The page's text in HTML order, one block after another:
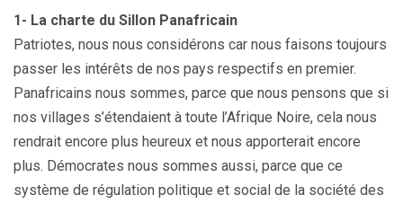
1- La charte du Sillon Panafricain
Patriotes, nous nous considérons car nous faisons toujours
passer les intérêts de nos pays respectifs en premier.
Panafricains nous sommes, parce que nous pensons que si
nos villages s’étendaient à toute l’Afrique Noire, cela nous
rendrait encore plus heureux et nous apporterait encore
plus. Démocrates nous sommes aussi, parce que ce
système de régulation politique et social de la société des